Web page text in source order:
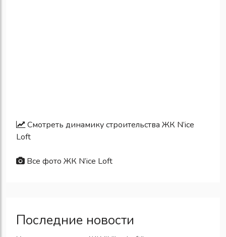
Смотреть динамику строительства ЖК N’ice
Loft
Все фото ЖК N’ice Loft
Последние новости